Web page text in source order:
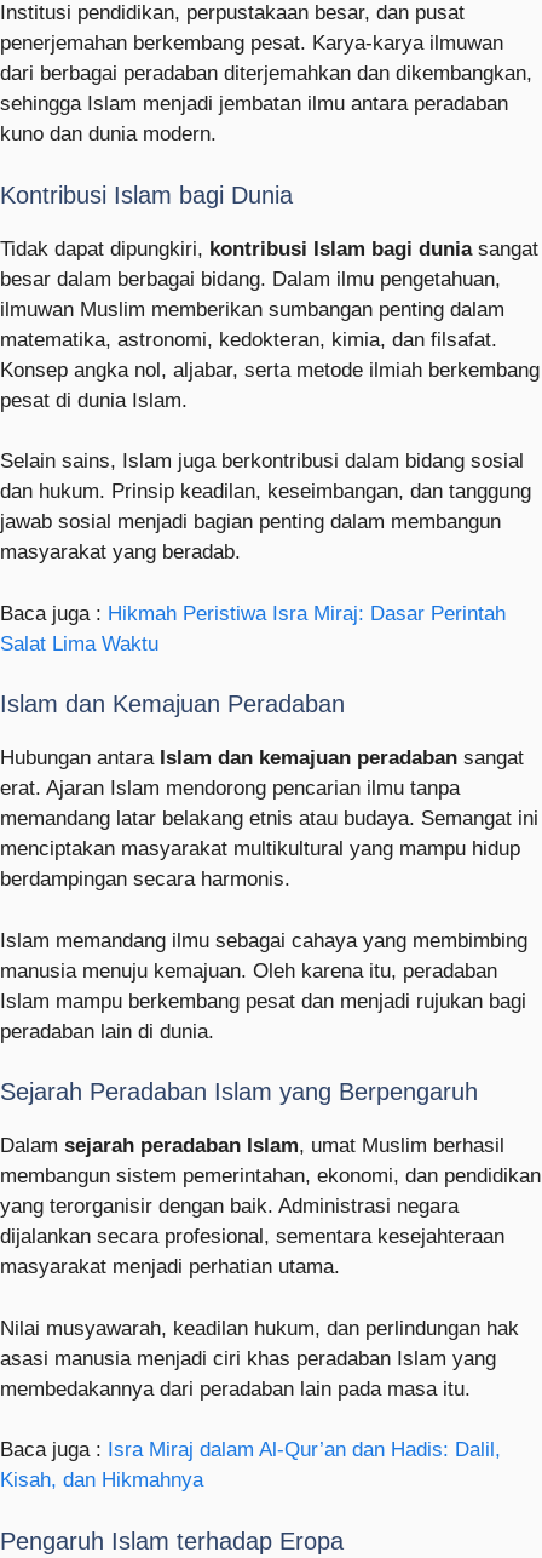
Institusi pendidikan, perpustakaan besar, dan pusat
penerjemahan berkembang pesat. Karya-karya ilmuwan
dari berbagai peradaban diterjemahkan dan dikembangkan,
sehingga Islam menjadi jembatan ilmu antara peradaban
kuno dan dunia modern.
Kontribusi Islam bagi Dunia
Tidak dapat dipungkiri, kontribusi Islam bagi duniasangat
besar dalam berbagai bidang. Dalam ilmu pengetahuan,
ilmuwan Muslim memberikan sumbangan penting dalam
matematika, astronomi, kedokteran, kimia, dan filsafat.
Konsep angka nol, aljabar, serta metode ilmiah berkembang
pesat di dunia Islam.
Selain sains, Islam juga berkontribusi dalam bidang sosial
dan hukum. Prinsip keadilan, keseimbangan, dan tanggung
jawab sosial menjadi bagian penting dalam membangun
masyarakat yang beradab.
Baca juga : Hikmah Peristiwa Isra Miraj: Dasar Perintah
Salat Lima Waktu
Islam dan Kemajuan Peradaban
Hubungan antara Islam dan kemajuan peradaban sangat
erat. Ajaran Islam mendorong pencarian ilmu tanpa
memandang latar belakang etnis atau budaya. Semangat ini
menciptakan masyarakat multikultural yang mampu hidup
berdampingan secara harmonis.
Islam memandang ilmu sebagai cahaya yang membimbing
manusia menuju kemajuan. Oleh karena itu, peradaban
Islam mampu berkembang pesat dan menjadi rujukan bagi
peradaban lain di dunia.
Sejarah Peradaban Islam yang Berpengaruh
Dalam sejarah peradaban Islam, umat Muslim berhasil
membangun sistem pemerintahan, ekonomi, dan pendidikan
yang terorganisir dengan baik. Administrasi negara
dijalankan secara profesional, sementara kesejahteraan
masyarakat menjadi perhatian utama.
Nilai musyawarah, keadilan hukum, dan perlindungan hak
asasi manusia menjadi ciri khas peradaban Islam yang
membedakannya dari peradaban lain pada masa itu.
Baca juga : Isra Miraj dalam Al-Qur’an dan Hadis: Dalil,
Kisah, dan Hikmahnya
Pengaruh Islam terhadap Eropa